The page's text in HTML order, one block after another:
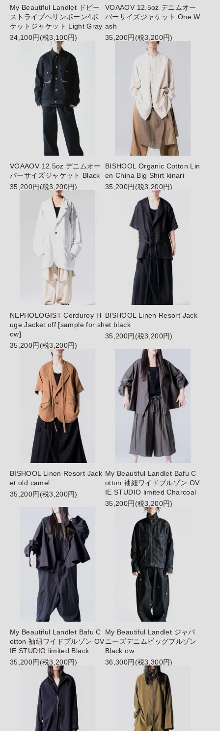
My Beautiful Landlet ドビー
ストライプヘリンボーン4ポ
ケットジャケット Light Gray
34,100円(税3,100円)
VOAAOV 12.5oz デニムオー
バーサイズジャケット One W
ash
35,200円(税3,200円)
VOAAOV 12.5oz デニムオー
バーサイズジャケット Black
35,200円(税3,200円)
BISHOOL Organic Cotton Lin
en China Big Shirt kinari
35,200円(税3,200円)
NEPHOLOGIST Corduroy H
uge Jacket off [sample for sh
ow]
35,200円(税3,200円)
BISHOOL Linen Resort Jack
et black
35,200円(税3,200円)
BISHOOL Linen Resort Jack
et old camel
35,200円(税3,200円)
My Beautiful Landlet Bafu C
otton 袖紐ワイドブルゾン OV
IE STUDIO limited Charcoal
35,200円(税3,200円)
My Beautiful Landlet Bafu C
otton 袖紐ワイドブルゾン OV
IE STUDIO limited Black
35,200円(税3,200円)
My Beautiful Landlet ジャパ
ニーズデニムビッグブルゾン
Black ow
36,300円(税3,300円)